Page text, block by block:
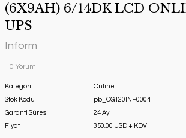
(6X9AH) 6/14DK LCD
UPS
Inform
0 Yorum
Kategori
Online
Stok Kodu
pb_CG120INF0004
Garanti Süresi
24 Ay
Fiyat
350,00 USD + KDV